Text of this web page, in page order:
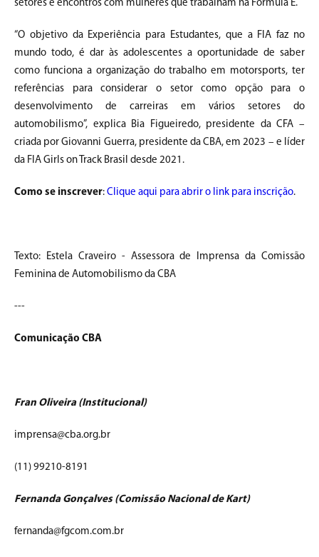
setores e encontros com mulheres que trabalham na Fórmula E.
“O objetivo da Experiência para Estudantes, que a FIA faz no
mundo todo, é dar às adolescentes a oportunidade de saber
como funciona a organização do trabalho em motorsports, ter
referências para considerar o setor como opção para o
desenvolvimento de carreiras em vários setores do
automobilismo”, explica Bia Figueiredo, presidente da CFA –
criada por Giovanni Guerra, presidente da CBA, em 2023 – e líder
da FIA Girls on Track Brasil desde 2021.
Como se inscrever: Clique aqui para abrir o link para inscrição.
Texto: Estela Craveiro - Assessora de Imprensa da Comissão
Feminina de Automobilismo da CBA
---
Comunicação CBA
Fran Oliveira (Institucional)
imprensa@cba.org.br
(11) 99210-8191
Fernanda Gonçalves (Comissão Nacional de Kart)
fernanda@fgcom.com.br